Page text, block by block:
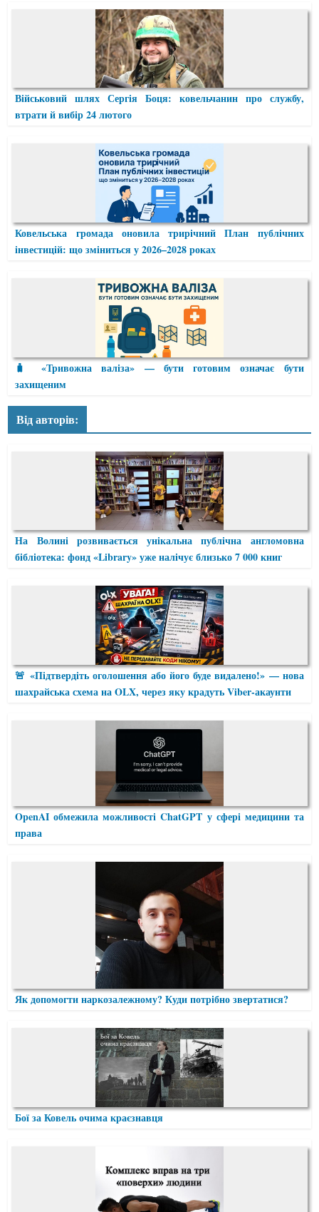
Військовий шлях Сергія Боця: ковельчанин про службу,
втрати й вибір 24 лютого
Ковельська громада оновила трирічний План публічних
інвестицій: що зміниться у 2026–2028 роках
🧳 «Тривожна валіза» — бути готовим означає бути
захищеним
Від авторів:
На Волині розвивається унікальна публічна англомовна
бібліотека: фонд «Library» уже налічує близько 7 000 книг
🚨 «Підтвердіть оголошення або його буде видалено!» — нова
шахрайська схема на OLX, через яку крадуть Viber-акаунти
OpenAI обмежила можливості ChatGPT у сфері медицини та
права
Як допомогти наркозалежному? Куди потрібно звертатися?
Бої за Ковель очима краєзнавця